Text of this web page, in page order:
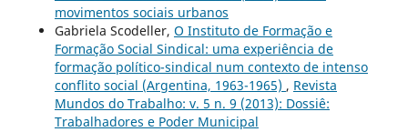
movimentos sociais urbanos
Gabriela Scodeller, O Instituto de Formação e
Formação Social Sindical: uma experiência de
formação político-sindical num contexto de intenso
conflito social (Argentina, 1963-1965) , Revista
Mundos do Trabalho: v. 5 n. 9 (2013): Dossiê:
Trabalhadores e Poder Municipal